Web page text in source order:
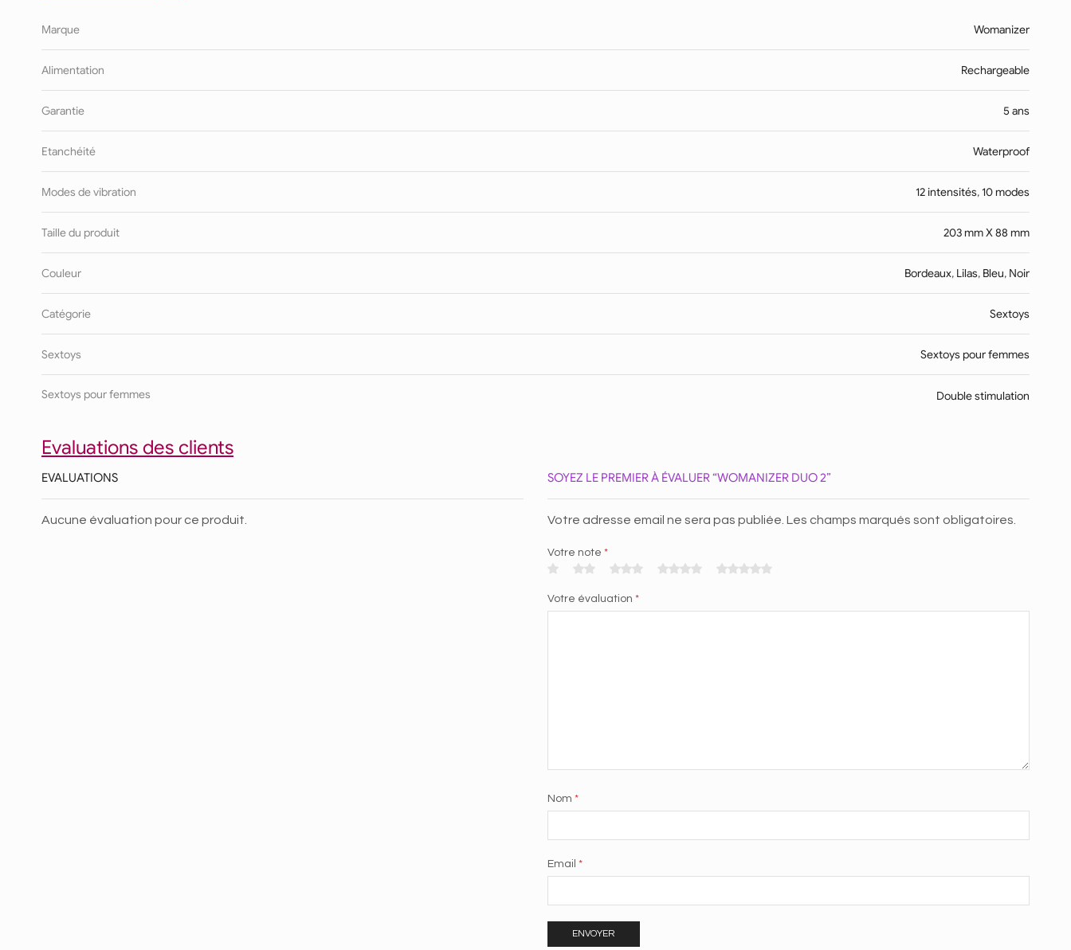
Marque Womanizer
Alimentation Rechargeable
Garantie 5 ans
Etanchéité Waterproof
Modes de vibration 12 intensités,10 modes
Taille du produit 203 mm X 88 mm
Couleur Bordeaux, Lilas, Bleu, Noir
Catégorie Sextoys
Sextoys Sextoys pour femmes
Sextoys pour femmes Double stimulation
Evaluations des clients
EVALUATIONS
Aucune évaluation pour ce produit.
SOYEZ LE PREMIER À ÉVALUER “WOMANIZER DUO 2”
Votre adresse email ne sera pas publiée. Les champs marqués sont obligatoires.
Votre note *
Votre évaluation *
Nom *
Email *